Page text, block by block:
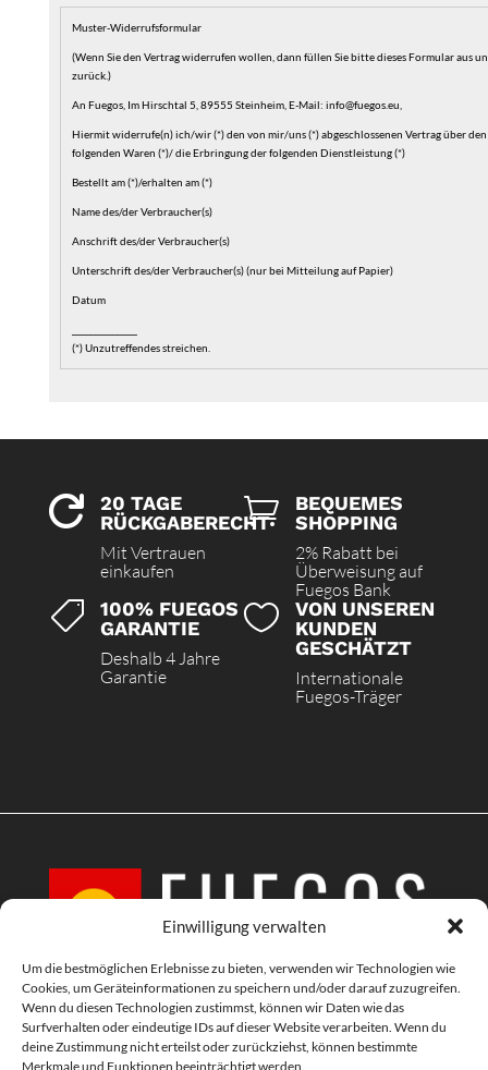
Einwilligung verwalten
Um die bestmöglichen Erlebnisse zu bieten, verwenden wir Technologien wie
Cookies, um Geräteinformationen zu speichern und/oder darauf zuzugreifen.
Wenn du diesen Technologien zustimmst, können wir Daten wie das
Surfverhalten oder eindeutige IDs auf dieser Website verarbeiten. Wenn du
deine Zustimmung nicht erteilst oder zurückziehst, können bestimmte
Merkmale und Funktionen beeinträchtigt werden.
Muster-Widerrufsformular
(Wenn Sie den Vertrag widerrufen wollen, dann füllen Sie bitte dieses Formular aus
zurück.)
An Fuegos, Im Hirschtal 5, 89555 Steinheim, E-Mail: info@fuegos.eu,
Hiermit widerrufe(n) ich/wir (*) den von mir/uns (*) abgeschlossenen Vertrag über
folgenden Waren (*)/ die Erbringung der folgenden Dienstleistung (*)
Bestellt am (*)/erhalten am (*)
Name des/der Verbraucher(s)
Anschrift des/der Verbraucher(s)
Unterschrift des/der Verbraucher(s) (nur bei Mitteilung auf Papier)
Datum
(*) Unzutreffendes streichen.

20 TAGE
RÜCKGABERECHT
Mit Vertrauen
einkaufen

BEQUEMES
SHOPPING
2% Rabatt bei
Überweisung auf
Fuegos Bank

100% FUEGOS
GARANTIE
Deshalb 4 Jahre
Garantie

VON UNSEREN
KUNDEN
GESCHÄTZT
Internationale
Fuegos-Träger
Textile Lösungen für verschiedene Branchen mit Qualität Made in Germany.